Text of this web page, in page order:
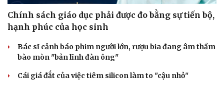
Cây thuốc
Sản phụ khoa
Nhi khoa
Làm đẹp - giảm cân
Phòng mạch online
Ăn sạch sống khỏe
Blog
Tình yêu - Gia đình
Chính sách giáo dục phải được đo bằng sự tiến bộ,
hạnh phúc của học sinh
Bác sĩ cảnh báo phim người lớn, rượu bia đang âm thầm
bào mòn "bản lĩnh đàn ông"
Cái giá đắt của việc tiêm silicon làm to "cậu nhỏ"